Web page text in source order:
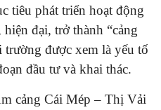
tiêu phát triển hoạt động
đại, trở thành “cảng
được xem là yếu tố
đầu tư và khai thác.
cảng Cái Mép – Thị Vải